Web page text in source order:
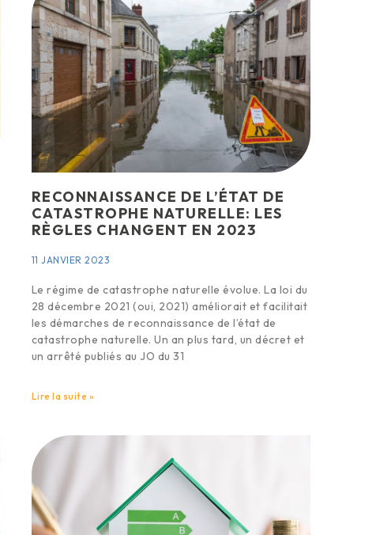
RECONNAISSANCE DE L’ÉTAT DE
CATASTROPHE NATURELLE: LES
RÈGLES CHANGENT EN 2023
11 JANVIER 2023
Le régime de catastrophe naturelle évolue. La loi du
28 décembre 2021 (oui, 2021) améliorait et facilitait
les démarches de reconnaissance de l’état de
catastrophe naturelle. Un an plus tard, un décret et
un arrêté publiés au JO du 31
Lire la suite »